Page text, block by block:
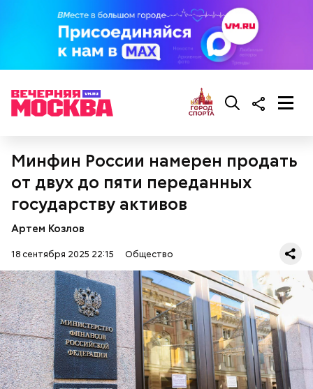
Минфин России намерен продать
от двух до пяти переданных
государству активов
Артем Козлов
18 сентября 2025 22:15 Общество